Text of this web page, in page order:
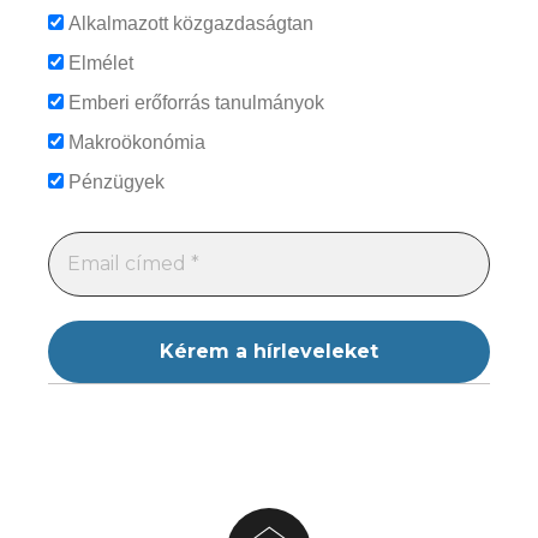
Alkalmazott közgazdaságtan
Elmélet
Emberi erőforrás tanulmányok
Makroökonómia
Pénzügyek